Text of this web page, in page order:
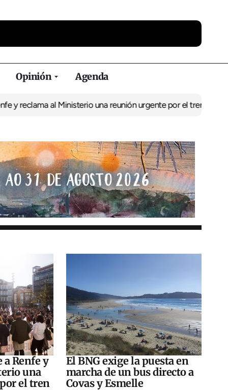
Opinión Agenda
al Ministerio una reunión urgente por el trenEl BNG exige la
Renfe y
una
el tren
El BNG exige la puesta en
marcha de un bus directo a
Covas y Esmelle